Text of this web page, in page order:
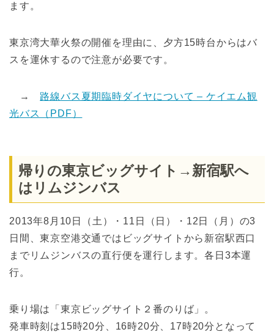
ます。
東京湾大華火祭の開催を理由に、夕方15時台からはバ
スを運休するので注意が必要です。
→ 路線バス夏期臨時ダイヤについて – ケイエム観
光バス（PDF）
帰りの東京ビッグサイト→新宿駅へ
はリムジンバス
2013年8月10日（土）・11日（日）・12日（月）の3
日間、東京空港交通ではビッグサイトから新宿駅西口
までリムジンバスの直行便を運行します。各日3本運
行。
乗り場は「東京ビッグサイト２番のりば」。
発車時刻は15時20分、16時20分、17時20分となって